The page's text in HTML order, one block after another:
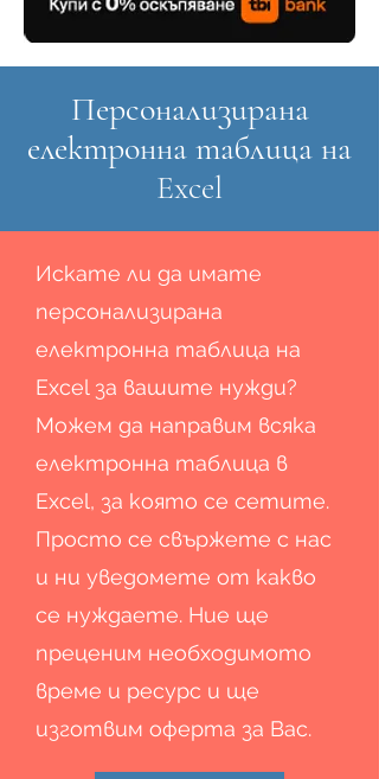
Персонализирана
електронна таблица на
Excel
Искате ли да имате
персонализирана
електронна таблица на
Excel за вашите нужди?
Можем да направим всяка
електронна таблица в
Excel, за която се сетите.
Просто се свържете с нас
и ни уведомете от какво
се нуждаете. Ние ще
преценим необходимото
време и ресурс и ще
изготвим оферта за Вас.